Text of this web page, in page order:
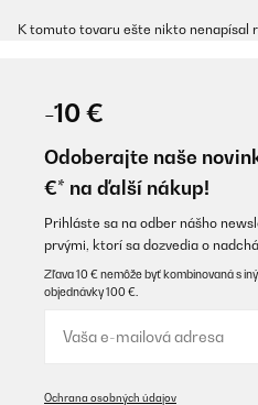
K tomuto tovaru ešte nikto nenapísal
-10 €
Odoberajte naše
€* na ďalší nákup!
Prihláste sa na odber nášho
prvými, ktorí sa dozvedia o
Zľava 10 € nemôže byť kombinovaná s
objednávky 100 €.
Ochrana osobných údajov